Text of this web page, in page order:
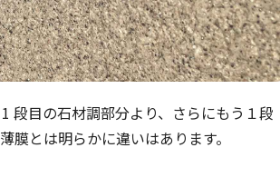
段目の石材調部分より、さらにもう１段
とは明らかに違いはあります。